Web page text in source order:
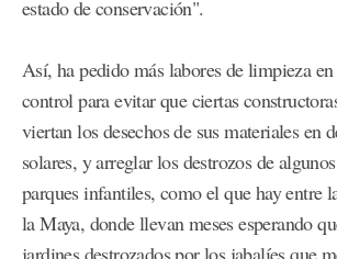
estado de conservación".
Así, ha pedido más labores de limpieza
control para evitar que ciertas
viertan los desechos de sus materiales en
solares, y arreglar los destrozos de
parques infantiles, como el que hay entre
la Maya, donde llevan meses esperando